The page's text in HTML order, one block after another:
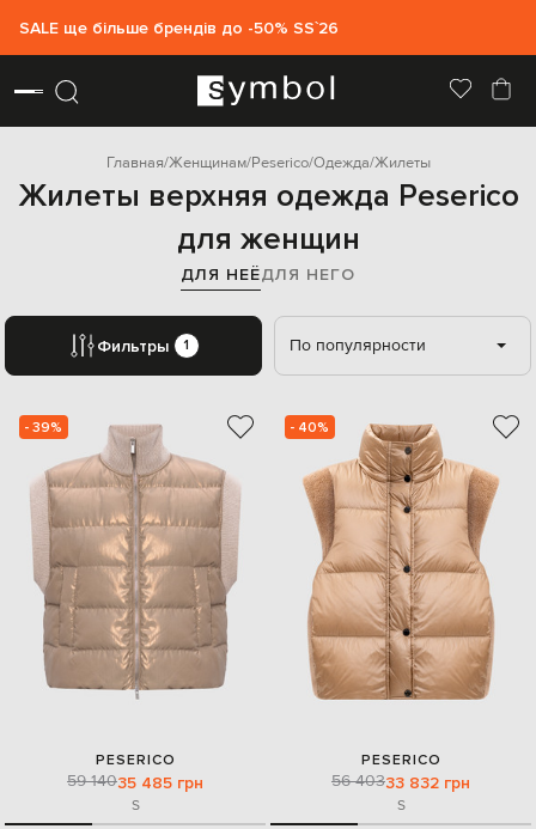
SALE ще більше брендів до -50% SS`26
Главная Женщинам Peserico Одежда Жилеты
Жилеты верхняя одежда Peserico
для женщин
ДЛЯ НЕЁДЛЯ НЕГО
Фильтры 1 По популярности
- 39%
PESERICO
59 14035 485 грн
S
- 40%
PESERICO
56 40333 832 грн
S